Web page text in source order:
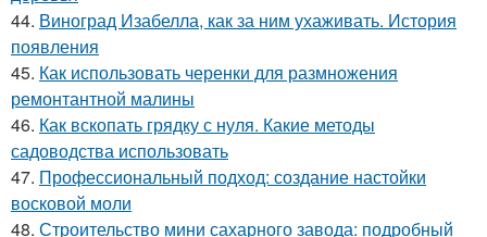
44. Виноград Изабелла, как за ним ухаживать. История
появления
45. Как использовать черенки для размножения
ремонтантной малины
46. Как вскопать грядку с нуля. Какие методы
садоводства использовать
47. Профессиональный подход: создание настойки
восковой моли
48. Строительство мини сахарного завода: подробный